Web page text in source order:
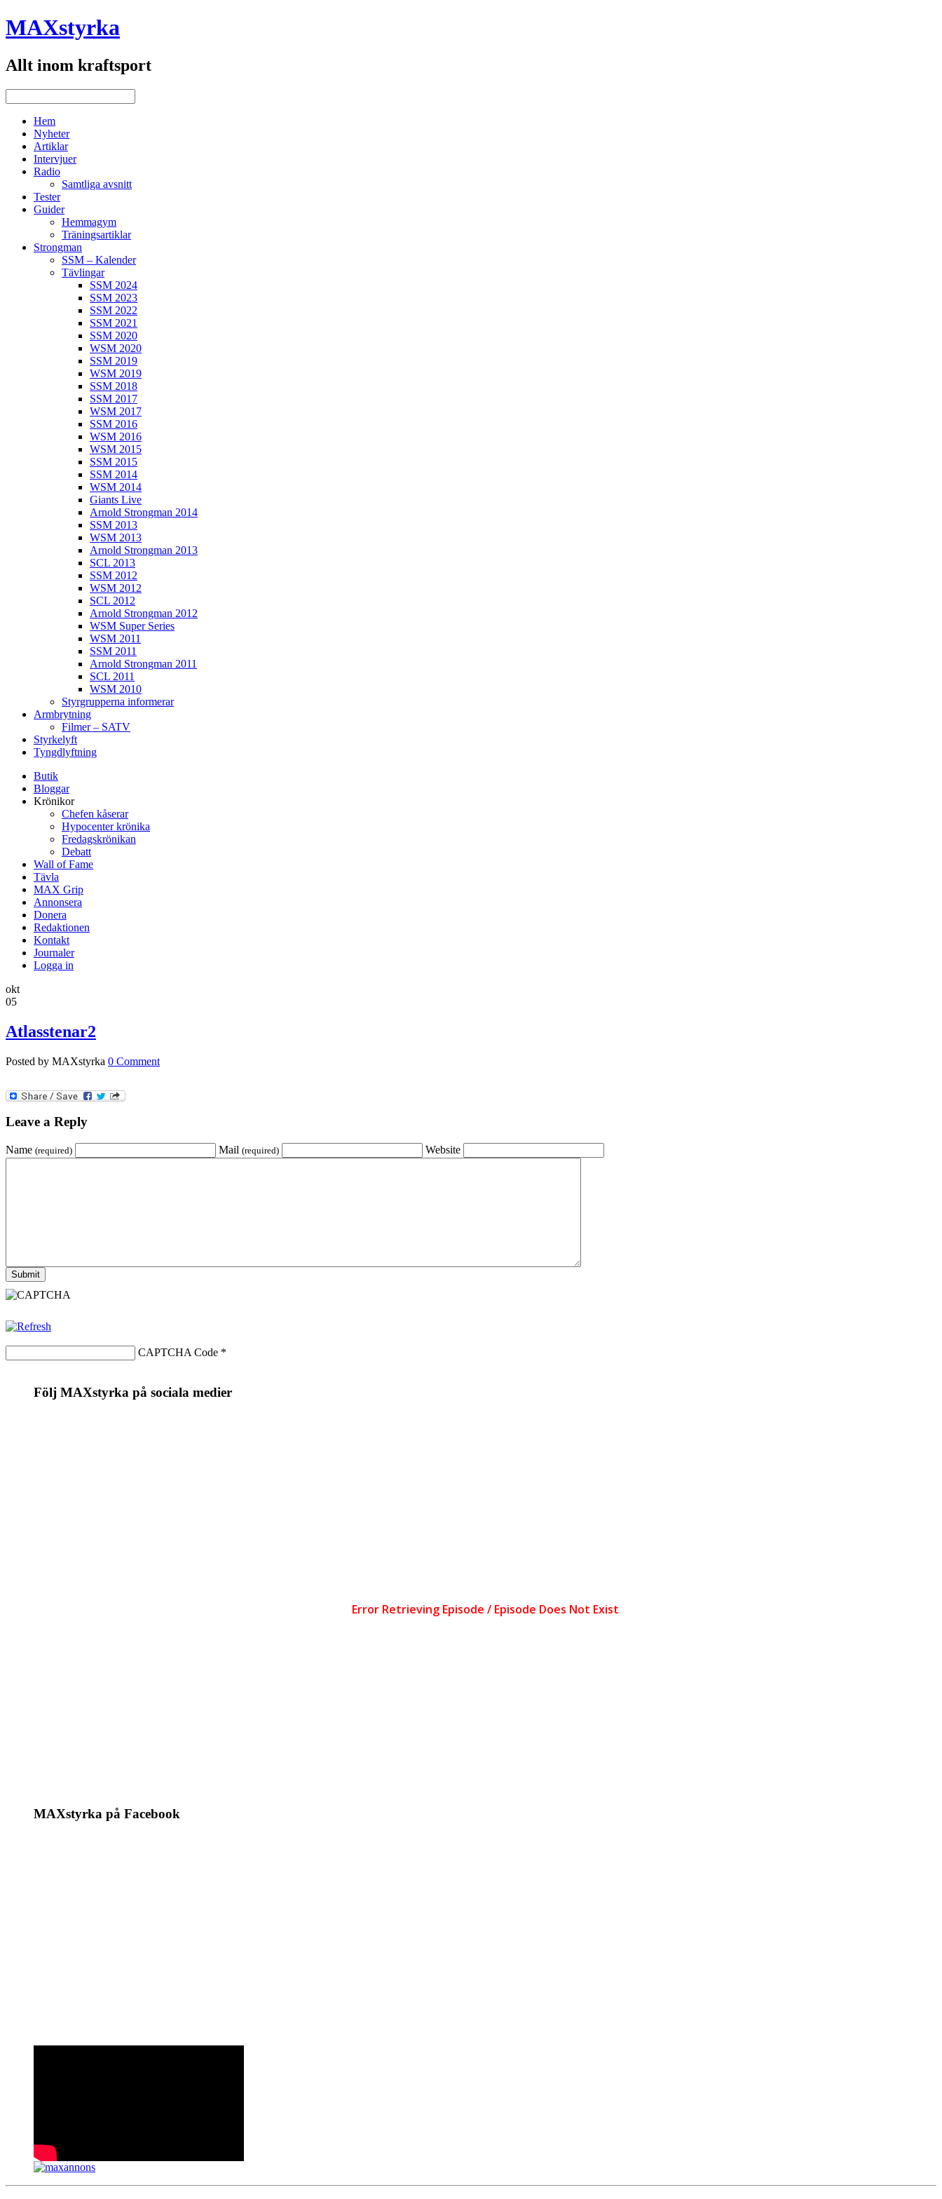
MAXstyrka
Allt inom kraftsport
Hem
Nyheter
Artiklar
Intervjuer
Radio
Samtliga avsnitt
Tester
Guider
Hemmagym
Träningsartiklar
Strongman
SSM – Kalender
Tävlingar
SSM 2024
SSM 2023
SSM 2022
SSM 2021
SSM 2020
WSM 2020
SSM 2019
WSM 2019
SSM 2018
SSM 2017
WSM 2017
SSM 2016
WSM 2016
WSM 2015
SSM 2015
SSM 2014
WSM 2014
Giants Live
Arnold Strongman 2014
SSM 2013
WSM 2013
Arnold Strongman 2013
SCL 2013
SSM 2012
WSM 2012
SCL 2012
Arnold Strongman 2012
WSM Super Series
WSM 2011
SSM 2011
Arnold Strongman 2011
SCL 2011
WSM 2010
Styrgrupperna informerar
Armbrytning
Filmer – SATV
Styrkelyft
Tyngdlyftning
Butik
Bloggar
Krönikor
Chefen kåserar
Hypocenter krönika
Fredagskrönikan
Debatt
Wall of Fame
Tävla
MAX Grip
Annonsera
Donera
Redaktionen
Kontakt
Journaler
Logga in
okt
05
Atlasstenar2
Posted by MAXstyrka 0 Comment
Leave a Reply
Name (required) Mail (required) Website
CAPTCHA Code *
Följ MAXstyrka på sociala medier
MAXstyrka på Facebook